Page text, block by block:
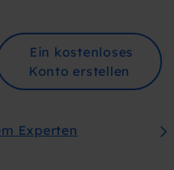
Ein kostenloses
Konto erstellen
Experten